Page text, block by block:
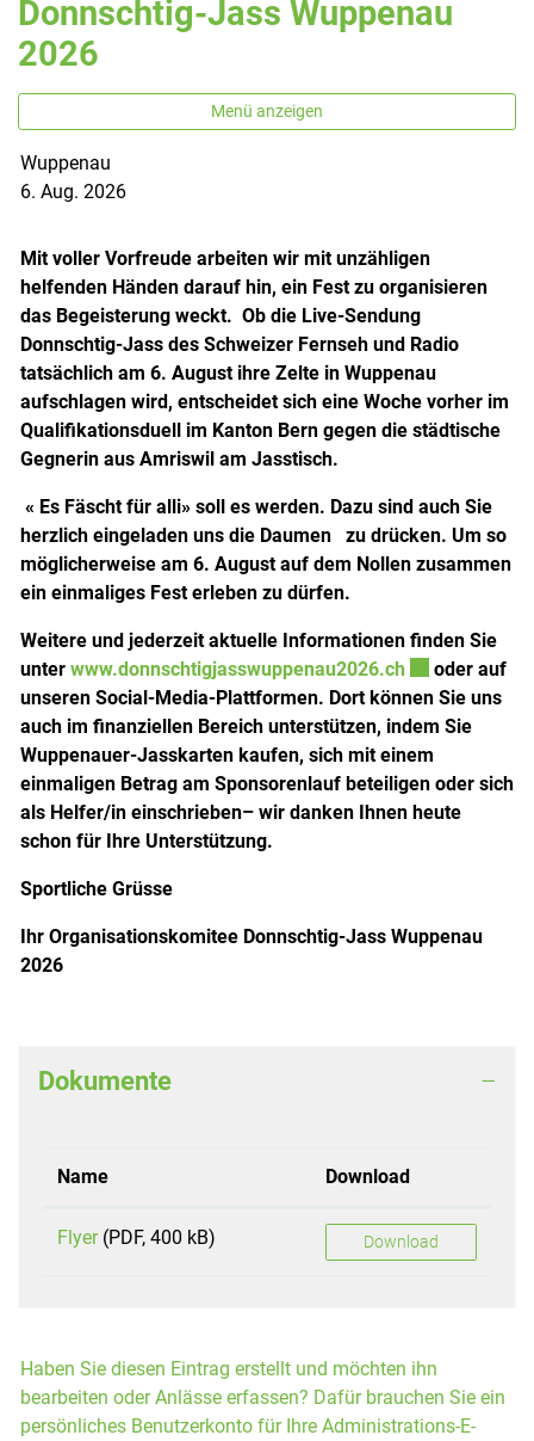
Donnschtig-Jass Wuppenau
2026
Menü anzeigen
Wuppenau
6. Aug. 2026
Mit voller Vorfreude arbeiten wir mit unzähligen
helfenden Händen darauf hin, ein Fest zu organisieren
das Begeisterung weckt. Ob die Live-Sendung
Donnschtig-Jass des Schweizer Fernseh und Radio
tatsächlich am 6. August ihre Zelte in Wuppenau
aufschlagen wird, entscheidet sich eine Woche vorher im
Qualifikationsduell im Kanton Bern gegen die städtische
Gegnerin aus Amriswil am Jasstisch.
« Es Fäscht für alli» soll es werden. Dazu sind auch Sie
herzlich eingeladen uns die Daumen zu drücken. Um so
möglicherweise am 6. August auf dem Nollen zusammen
ein einmaliges Fest erleben zu dürfen.
Weitere und jederzeit aktuelle Informationen finden Sie
unter www.donnschtigjasswuppenau2026.chExterner Link
oder auf
unseren Social-Media-Plattformen. Dort können Sie uns
auch im finanziellen Bereich unterstützen, indem Sie
Wuppenauer-Jasskarten kaufen, sich mit einem
einmaligen Betrag am Sponsorenlauf beteiligen oder sich
als Helfer/in einschrieben– wir danken Ihnen heute
schon für Ihre Unterstützung.
Sportliche Grüsse
Ihr Organisationskomitee Donnschtig-Jass Wuppenau
2026
Zugehörige Objekte
Dokumente
Name Download
Flyer (PDF, 400 kB) Download
Haben Sie diesen Eintrag erstellt und möchten ihn
bearbeiten oder Anlässe erfassen? Dafür brauchen Sie ein
persönliches Benutzerkonto für Ihre Administrations-E-